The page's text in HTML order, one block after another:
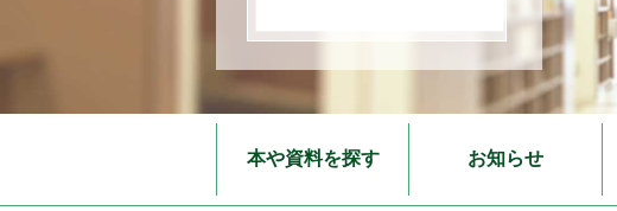
本や資料を探す お知らせ